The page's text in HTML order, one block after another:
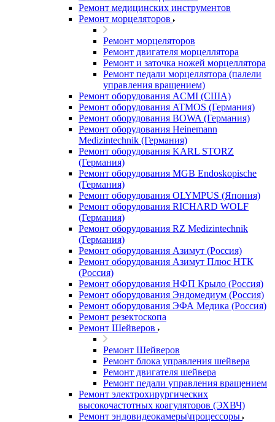
Ремонт медицинских инструментов
Ремонт морцеляторов
Ремонт морцеляторов
Ремонт двигателя морцеллятора
Ремонт и заточка ножей морцеллятора
Ремонт педали морцеллятора (палели
управления вращением)
Ремонт оборудования ACMI (США)
Ремонт оборудования ATMOS (Германия)
Ремонт оборудования BOWA (Германия)
Ремонт оборудования Heinemann
Medizintechnik (Германия)
Ремонт оборудования KARL STORZ
(Германия)
Ремонт оборудования MGB Endoskopische
(Германия)
Ремонт оборудования OLYMPUS (Япония)
Ремонт оборудования RICHARD WOLF
(Германия)
Ремонт оборудования RZ Medizintechnik
(Германия)
Ремонт оборудования Азимут (Россия)
Ремонт оборудования Азимут Плюс НТК
(Россия)
Ремонт оборудования НФП Крыло (Россия)
Ремонт оборудования Эндомедиум (Россия)
Ремонт оборудования ЭФА Медика (Россия)
Ремонт резектоскопа
Ремонт Шейверов
Ремонт Шейверов
Ремонт блока управления шейвера
Ремонт двигателя шейвера
Ремонт педали управления вращением
Ремонт электрохирургических
высокочастотных коагуляторов (ЭХВЧ)
Ремонт эндовидеокамеры\процессоры